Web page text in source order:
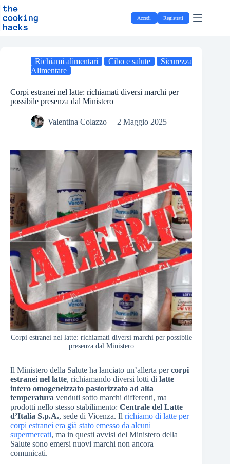
S
t
Salta
al
contenuto
Accedi Registrati
Richiami alimentari Cibo e salute
Sicurezza
Alimentare
Corpi estranei nel latte: richiamati diversi marchi per
possibile presenza dal Ministero
Valentina Colazzo 2 Maggio 2025
Corpi estranei nel latte: richiamati diversi marchi per possibile
presenza dal Ministero
Il Ministero della Salute ha lanciato un’allerta percorpi
estranei nel latte, richiamando diversi lotti di latte
intero omogeneizzato pastorizzato ad alta
temperatura venduti sotto marchi differenti, ma
prodotti nello stesso stabilimento: Centrale del Latte
d’Italia S.p.A., sede di Vicenza. Il richiamo di latte per
corpi estranei era già stato emesso da alcuni
supermercati, ma in questi avvisi del Ministero della
Salute sono emersi nuovi marchi non ancora
comunicati.